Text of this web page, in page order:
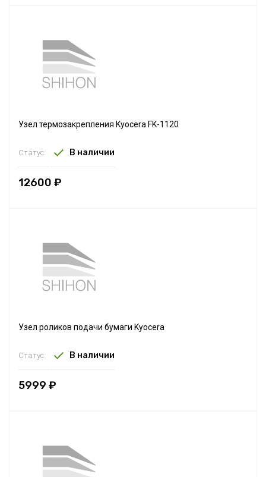
Узел термозакрепления Kyocera FK-1120
Статус: В наличии
12600 ₽
Узел роликов подачи бумаги Kyocera
Статус: В наличии
5999 ₽